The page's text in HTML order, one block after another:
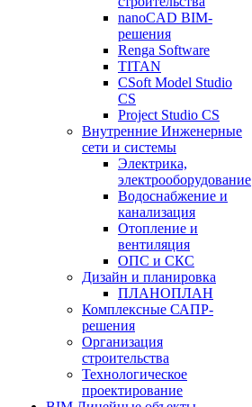
nanoCAD BIM-
решения
Renga Software
TITAN
CSoft Model Studio
CS
Project Studio CS
Внутренние Инженерные
сети и системы
Электрика,
электрооборудование
Водоснабжение и
канализация
Отопление и
вентиляция
ОПС и СКС
Дизайн и планировка
ПЛАНОПЛАН
Комплексные САПР-
решения
Организация
строительства
Технологическое
проектирование